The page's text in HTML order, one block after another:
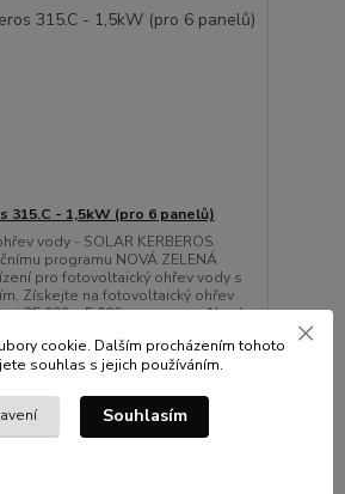
315.C - 1,5kW (pro 6 panelů)
vody - SOLAR KERBEROS
programu NOVÁ ZELENÁ
pro fotovoltaický ohřev vody s
Získejte na fotovoltaický ohřev
35.000 + 5.000 z programu Nová
vyhovující d...
Skladem
Přidat do košíku
cookie. Dalším procházením tohoto
souhlas s jejich používáním.
Souhlasím